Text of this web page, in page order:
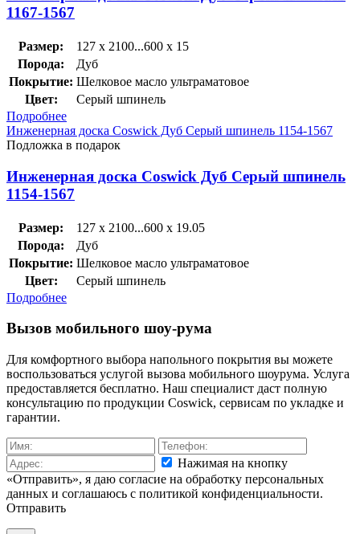
1167-1567
Размер:
127 x 2100...600 x 15
Порода:
Дуб
Покрытие: Шелковое масло ультраматовое
Цвет:
Серый шпинель
Подробнее
Инженерная доска Coswick Дуб Серый шпинель 1154-1567
Подложка в подарок
Инженерная доска Coswick Дуб Серый шпинель
1154-1567
Размер:
127 x 2100...600 x 19.05
Порода:
Дуб
Покрытие: Шелковое масло ультраматовое
Цвет:
Серый шпинель
Подробнее
Вызов мобильного шоу-рума
Для комфортного выбора напольного покрытия вы можете
воспользоваться услугой вызова мобильного шоурума. Услуга
предоставляется бесплатно. Наш специалист даст полную
консультацию по продукции Coswick, сервисам по укладке и
гарантии.
Нажимая на кнопку
«Отправить», я даю согласие на обработку персональных
данных и соглашаюсь c политикой конфиденциальности.
Отправить